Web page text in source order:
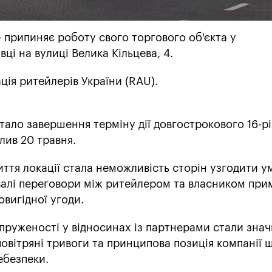
роботу свого торгового об'єкта у
на вулиці Велика Кільцева, 4.
ритейлерів України (RAU).
завершення терміну дії довгострокового 16-
20 травня.
локації стала неможливість сторін узгодити
переговори між ритейлером та власником
угоди.
у відносинах із партнерами стали
тривоги та принципова позиція компанії